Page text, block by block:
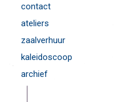
contact
ateliers
zaalverhuur
kaleidoscoop
archief